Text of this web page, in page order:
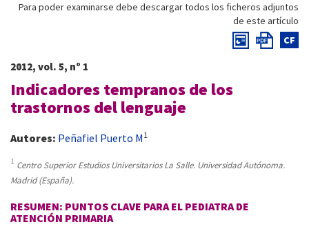
Para poder examinarse debe descargar todos los ficheros adjuntos
de este artículo
CF
2012, vol. 5, nº 1
Indicadores tempranos de los
trastornos del lenguaje
Autores: Peñafiel Puerto M 1
1 Centro Superior Estudios Universitarios La Salle. Universidad Autónoma.
Madrid (España).
RESUMEN: PUNTOS CLAVE PARA EL PEDIATRA DE
ATENCIÓN PRIMARIA